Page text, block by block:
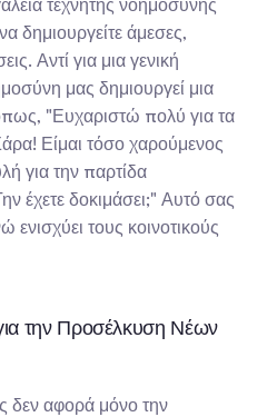
τεχνητής νοημοσύνης
δημιουργείτε άμεσες,
Αντί για μια γενική
μας δημιουργεί μια
"Ευχαριστώ πολύ για τα
Είμαι τόσο χαρούμενος
για την παρτίδα
έχετε δοκιμάσει;" Αυτό σας
τους κοινοτικούς
την Προσέλκυση Νέων
δεν αφορά μόνο την